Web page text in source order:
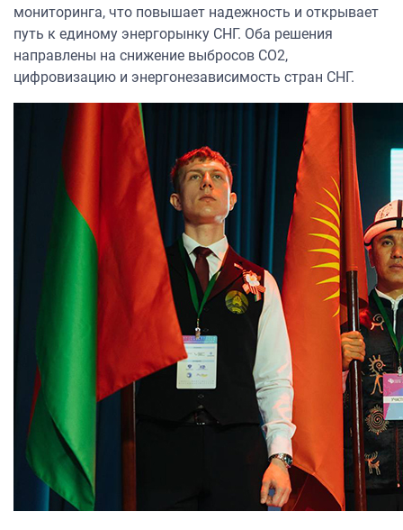
мониторинга, что повышает надежность и открывает
путь к единому энергорынку СНГ. Оба решения
направлены на снижение выбросов CO2,
цифровизацию и энергонезависимость стран СНГ.